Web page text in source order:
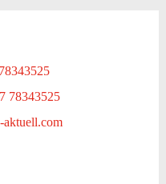
78343525
aktuell.com